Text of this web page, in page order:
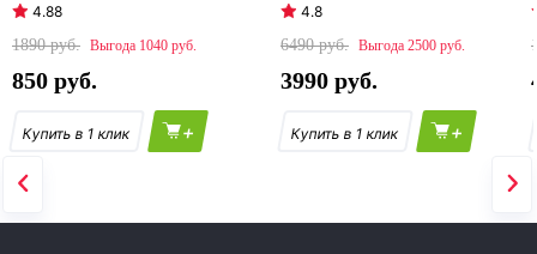
4.88
1890
1040
850
+
4.8
6490
2500
3990
+